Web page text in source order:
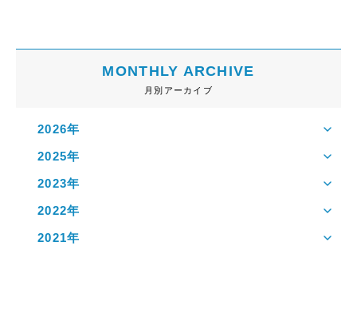
MONTHLY ARCHIVE
月別アーカイブ
2026年
2025年
2023年
2022年
2021年